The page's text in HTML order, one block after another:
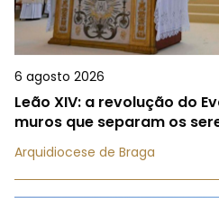
6 agosto 2026
Leão XIV: a revolução do
muros que separam os
Arquidiocese de Braga